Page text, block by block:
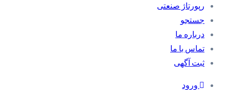
رپورتاژ صنعتی
جستجو
درباره ما
تماس با ما
ثبت آگهی
ورود